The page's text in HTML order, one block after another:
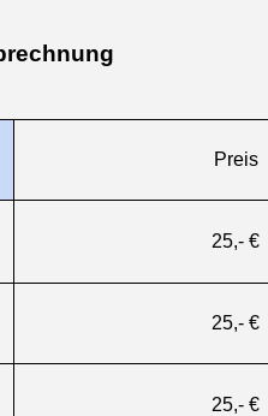
Preis
25,- €
25,- €
25,- €